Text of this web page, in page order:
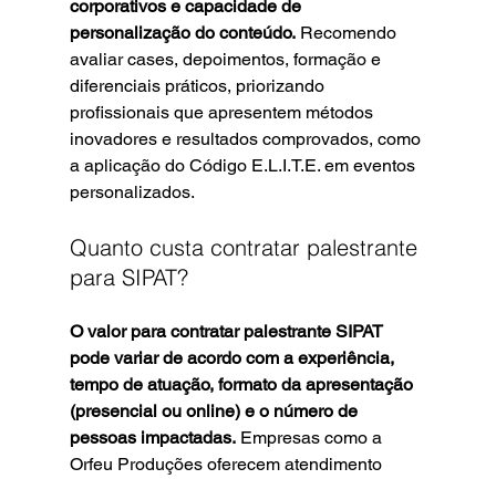
corporativos e capacidade de
personalização do conteúdo. Recomendo
avaliar cases, depoimentos, formação e
diferenciais práticos, priorizando
profissionais que apresentem métodos
inovadores e resultados comprovados, como
a aplicação do Código E.L.I.T.E. em eventos
personalizados.
Quanto custa contratar palestrante
para SIPAT?
O valor para contratar palestrante SIPAT
pode variar de acordo com a experiência,
tempo de atuação, formato da apresentação
(presencial ou online) e o número de
pessoas impactadas. Empresas como a
Orfeu Produções oferecem atendimento